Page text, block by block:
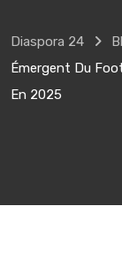
Diaspora 24
Émergent Du
En 2025